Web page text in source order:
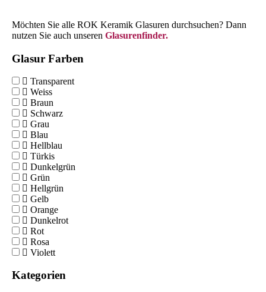
Möchten Sie alle ROK Keramik Glasuren durchsuchen? Dann
nutzen Sie auch unseren Glasurenfinder.
Glasur Farben
Transparent
Weiss
Braun
Schwarz
Grau
Blau
Hellblau
Türkis
Dunkelgrün
Grün
Hellgrün
Gelb
Orange
Dunkelrot
Rot
Rosa
Violett
Kategorien